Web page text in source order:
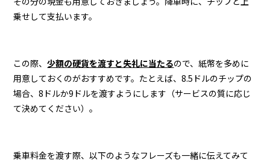
乗せして支払います。
この際、少額の硬貨を渡すと失礼に当たるので、紙幣を多めに
用意しておくのがおすすめです。たとえば、8.5ドルのチップの
場合、8ドルか9ドルを渡すようにします（サービスの質に応じ
て決めてください）。
乗車料金を渡す際、以下のようなフレーズも一緒に伝えてみて